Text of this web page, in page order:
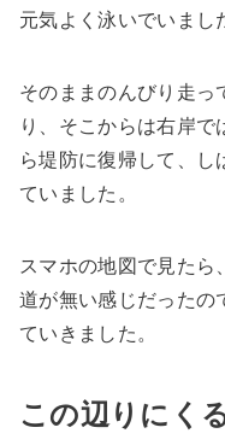
元気よく泳いでいまし
そのままのんびり走っ
り、そこからは右岸
ら堤防に復帰して、し
ていました。
スマホの地図で見たら
道が無い感じだったの
ていきました。
この辺りにく